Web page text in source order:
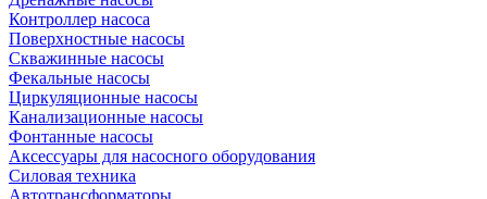
Контроллер насоса
Поверхностные насосы
Скважинные насосы
Фекальные насосы
Циркуляционные насосы
Канализационные насосы
Фонтанные насосы
Аксессуары для насосного оборудования
Силовая техника
Автотрансформаторы